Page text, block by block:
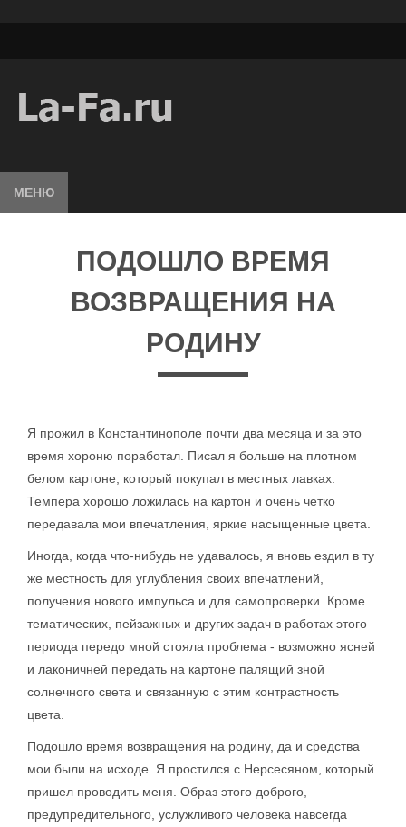
МЕНЮ
ПОДОШЛО ВРЕМЯ
ВОЗВРАЩЕНИЯ НА
РОДИНУ
Я прожил в Константинополе почти два месяца и за это
время хороню поработал. Писал я больше на плотном
белом картоне, который покупал в местных лавках.
Темпера хорошо ложилась на картон и очень четко
передавала мои впечатления, яркие насыщенные цвета.
Иногда, когда что-нибудь не удавалось, я вновь ездил в ту
же местность для углубления своих впечатлений,
получения нового импульса и для самопроверки. Кроме
тематических, пейзажных и других задач в работах этого
периода передо мной стояла проблема - возможно ясней
и лаконичней передать на картоне палящий зной
солнечного света и связанную с этим контрастность
цвета.
Подошло время возвращения на родину, да и средства
мои были на исходе. Я простился с Нерсесяном, который
пришел проводить меня. Образ этого доброго,
предупредительного, услужливого человека навсегда